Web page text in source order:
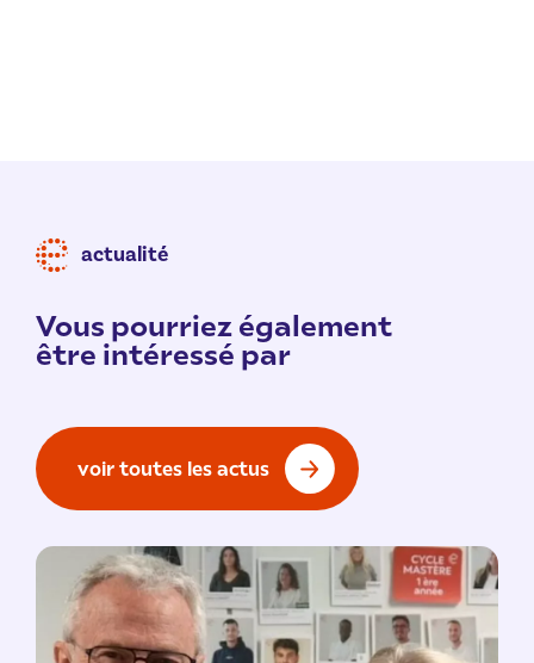
actualité
Vous pourriez également
être intéressé par
voir toutes les actus